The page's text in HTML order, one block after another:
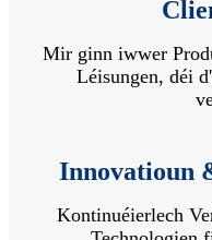
Mir ginn iwwer
Léisungen, déi
Innovatioun
Kontinuéierlech